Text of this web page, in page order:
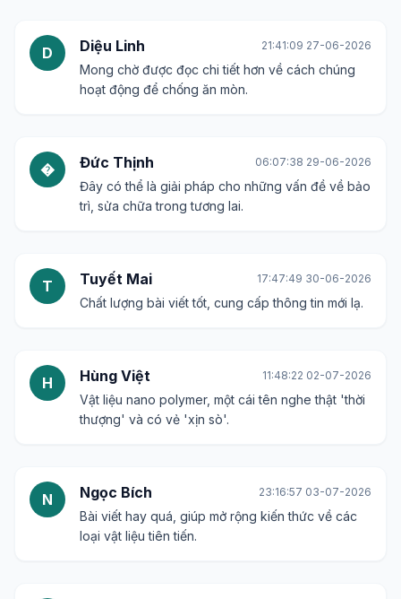
D Diệu Linh 21:41:09 27-06-2026
Mong chờ được đọc chi tiết hơn về cách chúng
hoạt động để chống ăn mòn.
� Đức Thịnh 06:07:38 29-06-2026
Đây có thể là giải pháp cho những vấn đề về bảo
trì, sửa chữa trong tương lai.
T Tuyết Mai 17:47:49 30-06-2026
Chất lượng bài viết tốt, cung cấp thông tin mới lạ.
H Hùng Việt 11:48:22 02-07-2026
Vật liệu nano polymer, một cái tên nghe thật 'thời
thượng' và có vẻ 'xịn sò'.
N Ngọc Bích 23:16:57 03-07-2026
Bài viết hay quá, giúp mở rộng kiến thức về các
loại vật liệu tiên tiến.